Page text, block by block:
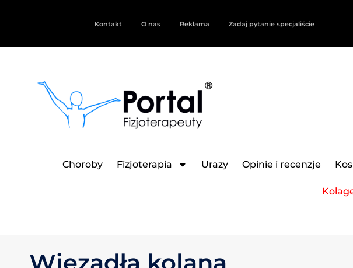
Kontakt O nas Reklama Zadaj pytanie specjaliście
Choroby Fizjoterapia Urazy Opinie i recenzje